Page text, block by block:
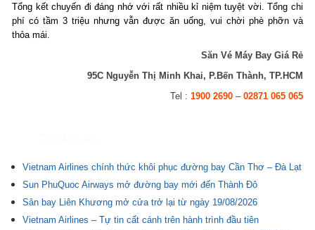
Tổng kết chuyến đi đáng nhớ với rất nhiều kỉ niệm tuyệt vời. Tổng chi
phí có tầm 3 triệu nhưng vẫn được ăn uống, vui chời phè phỡn và
thỏa mái.
Săn Vé Máy Bay Giá Rẻ
95C Nguyễn Thị Minh Khai, P.Bến Thành, TP.HCM
Tel : 1900 2690– 02871 065 065
Vietnam Airlines chính thức khôi phục đường bay Cần Thơ – Đà Lạt
Sun PhuQuoc Airways mở đường bay mới đến Thành Đô
Sân bay Liên Khương mở cửa trở lại từ ngày 19/08/2026
Vietnam Airlines – Tự tin cất cánh trên hành trình đầu tiên